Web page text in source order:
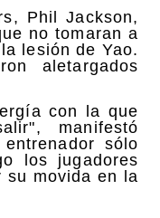
Phil Jackson,
no tomaran a
lesión de Yao.
aletargados
con la que
manifestó
sólo
los jugadores
su movida en la